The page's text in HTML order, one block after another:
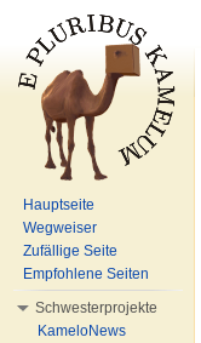
Hauptseite
Wegweiser
Zufällige Seite
Empfohlene Seiten
Schwesterprojekte
KameloNews